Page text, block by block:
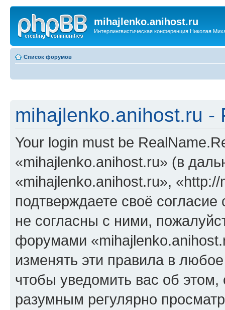
mihajlenko.anihost.ru
Интерлингвистическая конференция Николая
Список форумов
mihajlenko.anihost.ru -
Your login must be
«mihajlenko.anihost.ru» (в
«mihajlenko.anihost.ru»,
подтверждаете своё
не согласны с ними,
форумами
изменять эти правила в
чтобы уведомить вас об
разумным регулярно